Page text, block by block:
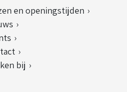
en openingstijden
bij